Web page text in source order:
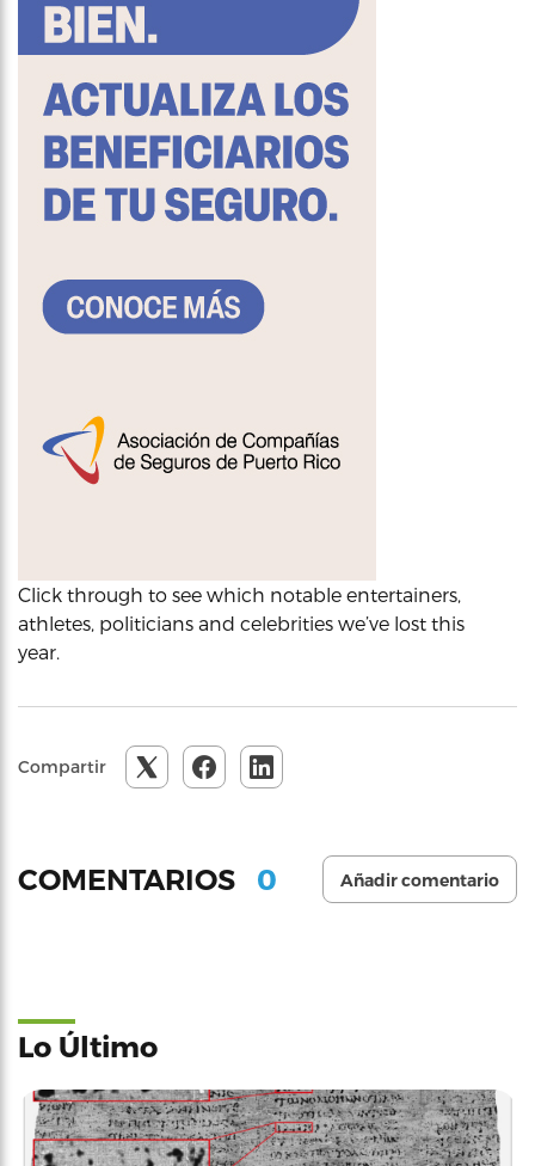
Click through to see which notable entertainers,
athletes, politicians and celebrities we’ve lost this
year.
Compartir
COMENTARIOS 0 Añadir comentario
Lo Último